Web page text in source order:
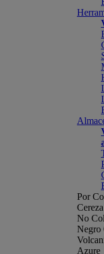
Por
Cereza
No
Negro
Azure